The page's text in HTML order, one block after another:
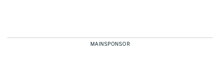
MAINSPONSOR